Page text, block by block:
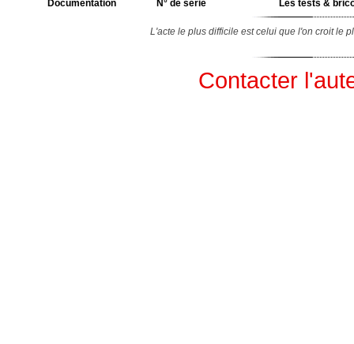
Documentation N° de série Les tests &
L'acte le plus difficile est celui que l'on croit le
Contacter